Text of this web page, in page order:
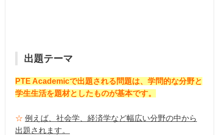
出題テーマ
PTE Academicで出題される問題は、学問的な分野と
学生生活を題材としたものが基本です。
☆ 例えば、社会学、経済学など幅広い分野の中から
出題されます。